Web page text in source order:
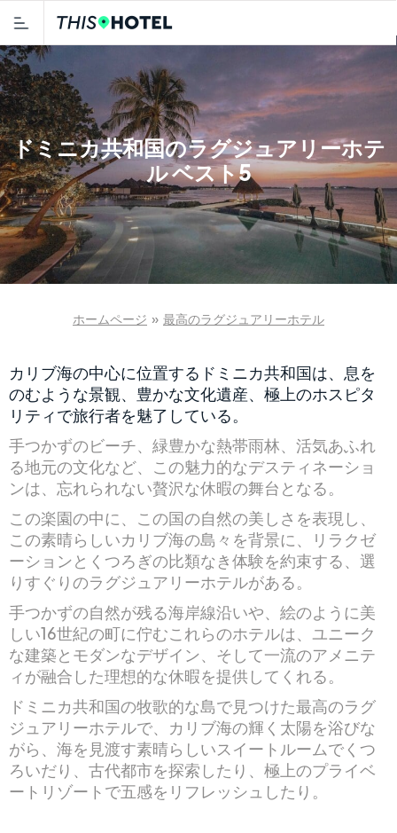
ドミニカ共和国のラグジュアリーホテ
ル ベスト5
ホームページ » 最高のラグジュアリーホテル
カリブ海の中心に位置するドミニカ共和国は、息を
のむような景観、豊かな文化遺産、極上のホスピタ
リティで旅行者を魅了している。
手つかずのビーチ、緑豊かな熱帯雨林、活気あふれ
る地元の文化など、この魅力的なデスティネーショ
ンは、忘れられない贅沢な休暇の舞台となる。
この楽園の中に、この国の自然の美しさを表現し、
この素晴らしいカリブ海の島々を背景に、リラクゼ
ーションとくつろぎの比類なき体験を約束する、選
りすぐりのラグジュアリーホテルがある。
手つかずの自然が残る海岸線沿いや、絵のように美
しい16世紀の町に佇むこれらのホテルは、ユニーク
な建築とモダンなデザイン、そして一流のアメニテ
ィが融合した理想的な休暇を提供してくれる。
ドミニカ共和国の牧歌的な島で見つけた最高のラグ
ジュアリーホテルで、カリブ海の輝く太陽を浴びな
がら、海を見渡す素晴らしいスイートルームでくつ
ろいだり、古代都市を探索したり、極上のプライベ
ートリゾートで五感をリフレッシュしたり。